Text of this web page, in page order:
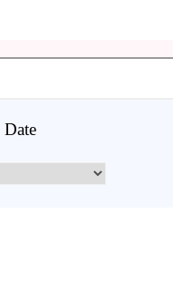
Date